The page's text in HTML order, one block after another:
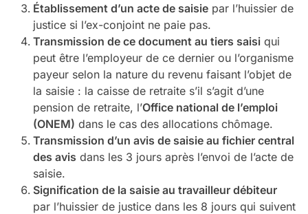
Établissement d’un acte de saisie par l’huissier de
justice si l’ex-conjoint ne paie pas.
Transmission de ce document au tiers saisi qui
peut être l’employeur de ce dernier ou l’organisme
payeur selon la nature du revenu faisant l’objet de
la saisie : la caisse de retraite s’il s’agit d’une
pension de retraite, l’Office national de l’emploi
(ONEM) dans le cas des allocations chômage.
Transmission d’un avis de saisie au fichier central
des avis dans les 3 jours après l’envoi de l’acte de
saisie.
Signification de la saisie au travailleur débiteur
par l’huissier de justice dans les 8 jours qui suivent